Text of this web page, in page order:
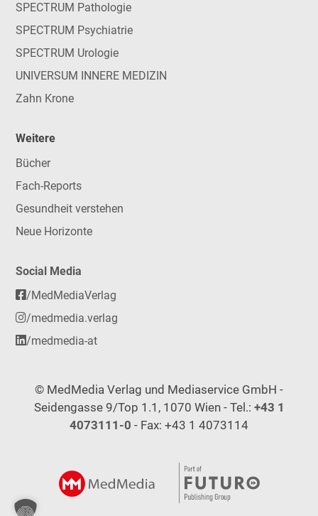
SPECTRUM Pathologie
SPECTRUM Psychiatrie
SPECTRUM Urologie
UNIVERSUM INNERE MEDIZIN
Zahn Krone
Weitere
Bücher
Fach-Reports
Gesundheit verstehen
Neue Horizonte
Social Media
/MedMediaVerlag
/medmedia.verlag
/medmedia-at
© MedMedia Verlag und Mediaservice GmbH -
Seidengasse 9/Top 1.1, 1070 Wien - Tel.: +43 1
4073111-0 - Fax: +43 1 4073114